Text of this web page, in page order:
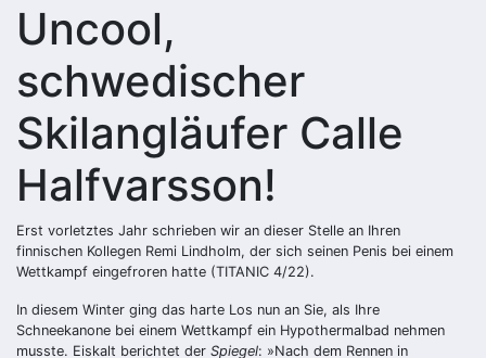
Uncool,
schwedischer
Skilangläufer Calle
Halfvarsson!
Erst vorletztes Jahr schrieben wir an dieser Stelle an Ihren
finnischen Kollegen Remi Lindholm, der sich seinen Penis bei einem
Wettkampf eingefroren hatte (TITANIC 4/22).
In diesem Winter ging das harte Los nun an Sie, als Ihre
Schneekanone bei einem Wettkampf ein Hypothermalbad nehmen
musste. Eiskalt berichtet der Spiegel: »Nach dem Rennen in